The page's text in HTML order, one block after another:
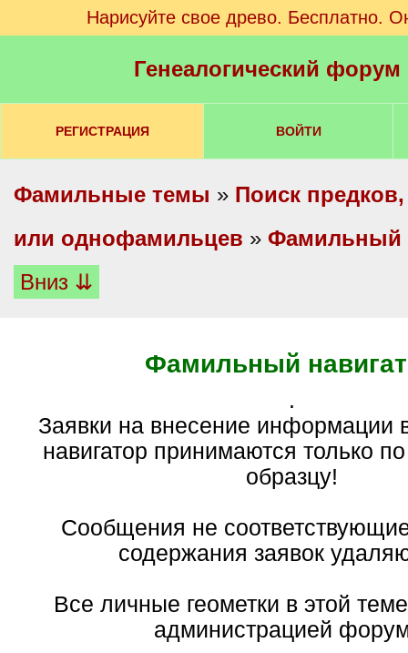
Нарисуйте свое древо. Бесплатно.
Генеалогический
РЕГИСТРАЦИЯ ВОЙТИ
Фамильные темы » Поиск
или однофамильцев » Фамильный
Вниз ⇊
Фамильный
.
Заявки на внесение
навигатор принимаются только
образцу!
Сообщения не
содержания заявок
Все личные геометки в этой
администрацией